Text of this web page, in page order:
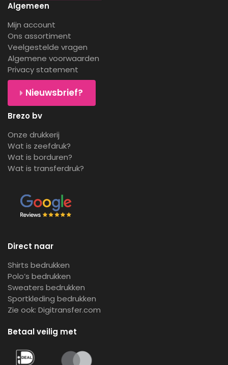
Algemeen
Mijn account
Ons assortiment
Veelgestelde vragen
Algemene voorwaarden
Privacy statement
Nieuwsbrief?
Brezo bv
Onze drukkerij
Wat is zeefdruk?
Wat is borduren?
Wat is transferdruk?
Direct naar
Shirts bedrukken
Polo’s bedrukken
Sweaters bedrukken
Sportkleding bedrukken
Zie ook: Digitransfer.com
Betaal veilig met